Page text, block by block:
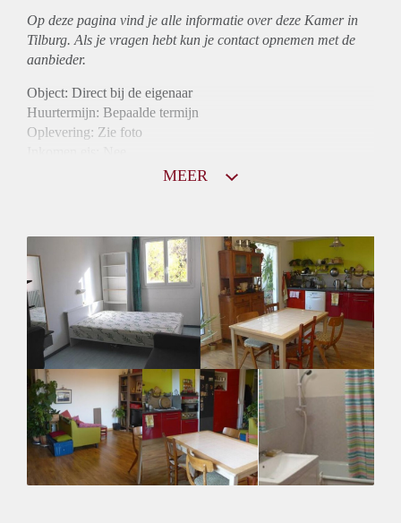
Op deze pagina vind je alle informatie over deze Kamer in
Tilburg. Als je vragen hebt kun je contact opnemen met de
aanbieder.
Object: Direct bij de eigenaar
Huurtermijn: Bepaalde termijn
Oplevering: Zie foto
Gedeelde Douche: Ja
Gedeelde woonkamer: Ja
Huisgenoten: Ja
Geslacht huisgenoten: Gemengd
MEER